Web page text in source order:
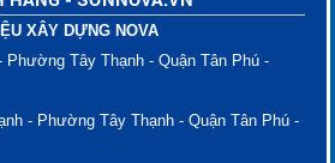
XÂY DỰNG NOVA
Phường Tây Thạnh - Quận Tân Phú -
- Phường Tây Thạnh - Quận Tân Phú -